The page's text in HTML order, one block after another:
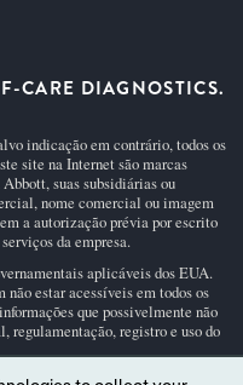
CARE DIAGNOSTICS.
indicação em contrário, todos os
site na Internet são marcas
suas subsidiárias ou
nome comercial ou imagem
a autorização prévia por escrito
da empresa.
aplicáveis dos EUA.
não estar acessíveis em todos os
que possivelmente não
regulamentação, registro e uso do